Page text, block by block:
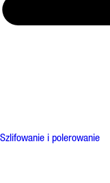
Szlifowanie i polerowanie